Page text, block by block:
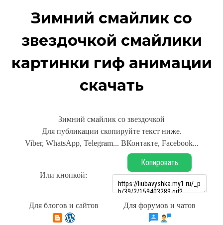
Зимний смайлик со
звездочкой смайлики
картинки гиф анимации
скачать
Зимний смайлик со звездочкой
Для публикации скопируйте текст ниже.
Viber, WhatsApp, Telegram... ВКонтакте, Facebook...
Или кнопкой:
Копировать
Для блогов и сайтов Для форумов и чатов